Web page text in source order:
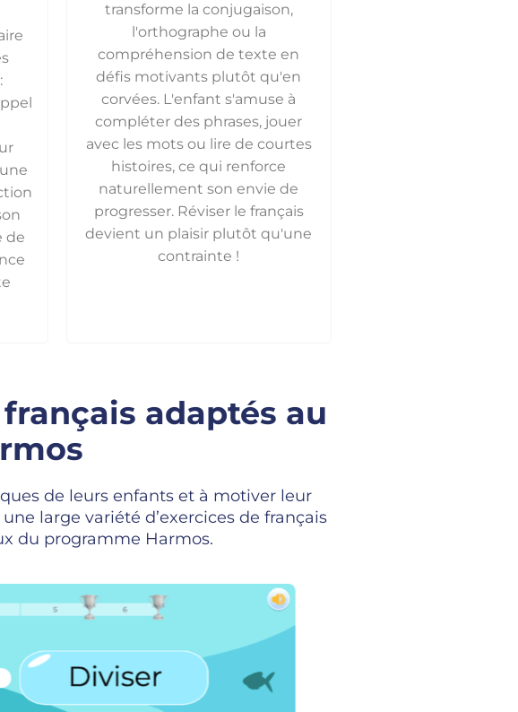
de
transforme la conjugaison,
l'orthographe ou la
compréhension de texte en
défis motivants plutôt qu'en
corvées. L'enfant s'amuse à
compléter des phrases, jouer
avec les mots ou lire de courtes
histoires, ce qui renforce
naturellement son envie de
progresser. Réviser le français
devient un plaisir plutôt qu'une
contrainte !
adaptés au
de leurs enfants et à motiver leur
large variété d’exercices de français
du programme Harmos.